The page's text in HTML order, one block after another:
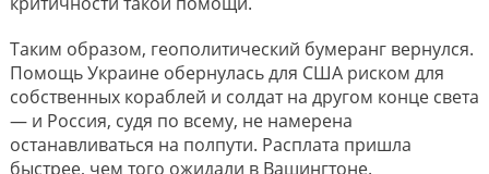
Таким образом, геополитический бумеранг вернулся.
Помощь Украине обернулась для США риском для
собственных кораблей и солдат на другом конце света
— и Россия, судя по всему, не намерена
останавливаться на полпути. Расплата пришла
быстрее, чем того ожидали в Вашингтоне.